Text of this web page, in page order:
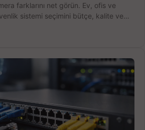
farklarını net görün. Ev, ofis ve
sistemi seçimini bütçe, kalite ve